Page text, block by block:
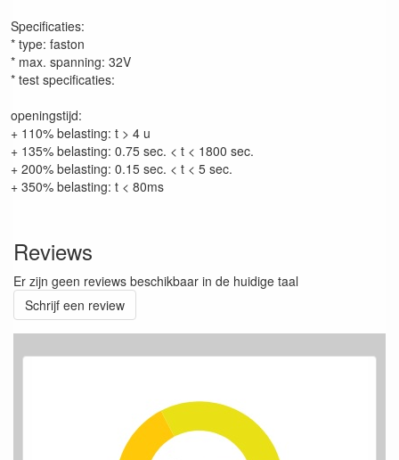
Specificaties:
* type: faston
* max. spanning: 32V
* test specificaties:
openingstijd:
+ 110% belasting: t > 4 u
+ 135% belasting: 0.75 sec. < t < 1800 sec.
+ 200% belasting: 0.15 sec. < t < 5 sec.
+ 350% belasting: t < 80ms
Reviews
Er zijn geen reviews beschikbaar in de huidige taal
Schrijf een review